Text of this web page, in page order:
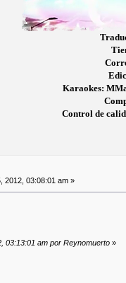
Karaokes:
Control de
2012, 03:08:01 am »
03:13:01 am por Reynomuerto»